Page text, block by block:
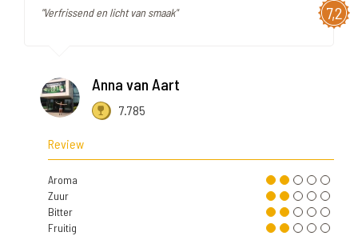
7,2
"Verfrissend en licht van smaak"
Anna van Aart
7.785
Review
Aroma
Zuur
Bitter
Fruitig